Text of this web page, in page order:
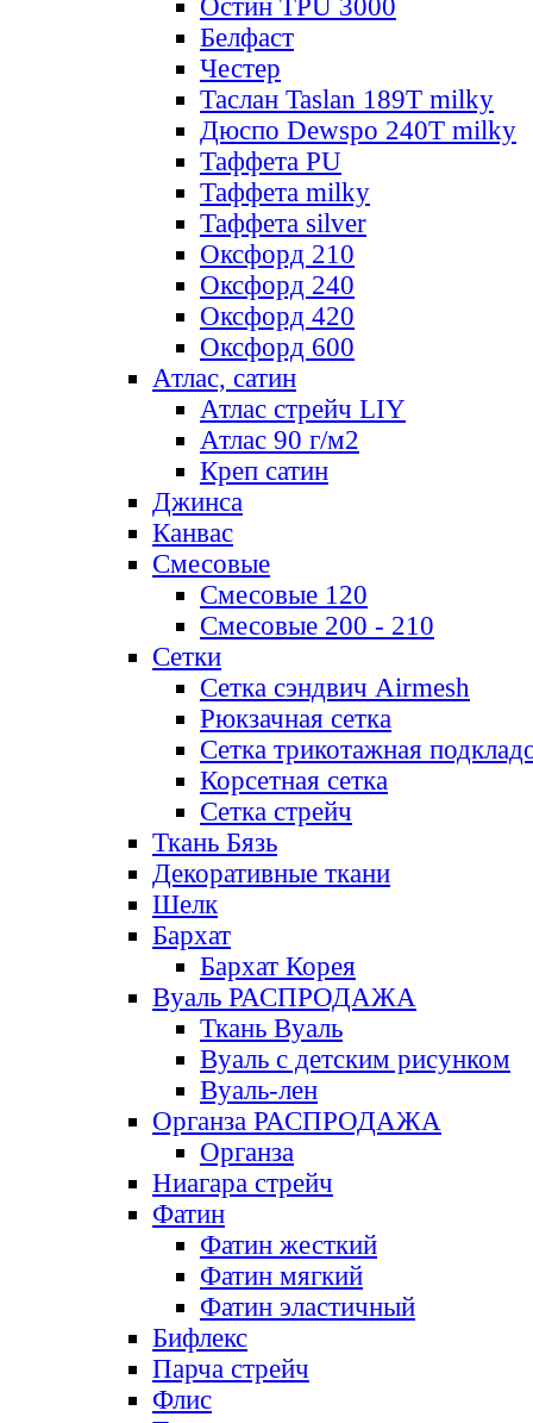
Остин TPU 3000
Белфаст
Честер
Таслан Taslan 189T milky
Дюспо Dewspo 240T milky
Таффета PU
Таффета milky
Таффета silver
Оксфорд 210
Оксфорд 240
Оксфорд 420
Оксфорд 600
Атлас, сатин
Атлас стрейч LIY
Атлас 90 г/м2
Креп сатин
Джинса
Канвас
Смесовые
Смесовые 120
Смесовые 200 - 210
Сетки
Сетка сэндвич Airmesh
Рюкзачная сетка
Сетка трикотажная
Корсетная сетка
Сетка стрейч
Ткань Бязь
Декоративные ткани
Шелк
Бархат
Бархат Корея
Вуаль РАСПРОДАЖА
Ткань Вуаль
Вуаль с детским рисунком
Вуаль-лен
Органза РАСПРОДАЖА
Органза
Ниагара стрейч
Фатин
Фатин жесткий
Фатин мягкий
Фатин элаcтичный
Бифлекс
Парча стрейч
Флис